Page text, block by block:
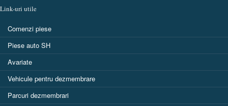
Link-uri utile
Comenzi piese
Piese auto SH
Avariate
Vehicule pentru dezmembrare
Parcuri dezmembrari